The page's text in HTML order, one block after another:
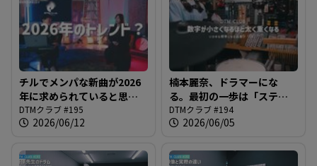
チルでメンパな新曲が2026
年に求められていると思っ
てた時期が私にもありまし
た@DTMクラブ #195
DTMクラブ #195
2026/06/12
楠本麗奈、ドラマーにな
る。最初の一歩は「スティ
ック」から@DTMクラブ
#194
DTMクラブ #194
2026/06/05